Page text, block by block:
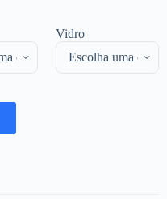
Vidro